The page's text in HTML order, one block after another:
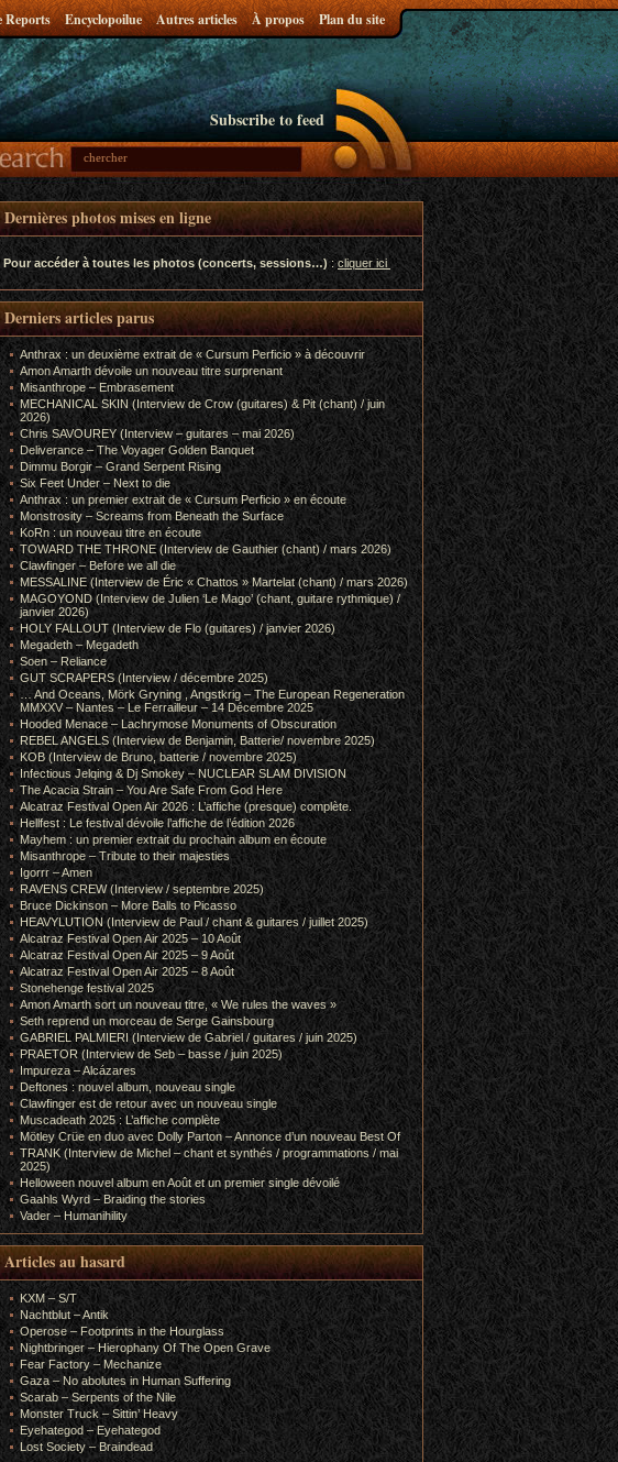
Reports Encyclopoilue Autres articles À propos Plan du site
Subscribe to feed
Dernières photos mises en ligne
Pour accéder à toutes les photos (concerts, sessions…):cliquer ici
Derniers articles parus
Anthrax : un deuxième extrait de « Cursum Perficio » à découvrir
Amon Amarth dévoile un nouveau titre surprenant
Misanthrope – Embrasement
MECHANICAL SKIN (Interview de Crow (guitares) & Pit (chant) / juin
2026)
Chris SAVOUREY (Interview – guitares – mai 2026)
Deliverance – The Voyager Golden Banquet
Dimmu Borgir – Grand Serpent Rising
Six Feet Under – Next to die
Anthrax : un premier extrait de « Cursum Perficio » en écoute
Monstrosity – Screams from Beneath the Surface
KoRn : un nouveau titre en écoute
TOWARD THE THRONE (Interview de Gauthier (chant) / mars 2026)
Clawfinger – Before we all die
MESSALINE (Interview de Éric « Chattos » Martelat (chant) / mars 2026)
MAGOYOND (Interview de Julien ‘Le Mago’ (chant, guitare rythmique) /
janvier 2026)
HOLY FALLOUT (Interview de Flo (guitares) / janvier 2026)
Megadeth – Megadeth
Soen – Reliance
GUT SCRAPERS (Interview / décembre 2025)
… And Oceans, Mörk Gryning , Angstkrig – The European Regeneration
MMXXV – Nantes – Le Ferrailleur – 14 Décembre 2025
Hooded Menace – Lachrymose Monuments of Obscuration
REBEL ANGELS (Interview de Benjamin, Batterie/ novembre 2025)
KOB (Interview de Bruno, batterie / novembre 2025)
Infectious Jelqing & Dj Smokey – NUCLEAR SLAM DIVISION
The Acacia Strain – You Are Safe From God Here
Alcatraz Festival Open Air 2026 : L’affiche (presque) complète.
Hellfest : Le festival dévoile l’affiche de l’édition 2026
Mayhem : un premier extrait du prochain album en écoute
Misanthrope – Tribute to their majesties
Igorrr – Amen
RAVENS CREW (Interview / septembre 2025)
Bruce Dickinson – More Balls to Picasso
HEAVYLUTION (Interview de Paul / chant & guitares / juillet 2025)
Alcatraz Festival Open Air 2025 – 10 Août
Alcatraz Festival Open Air 2025 – 9 Août
Alcatraz Festival Open Air 2025 – 8 Août
Stonehenge festival 2025
Amon Amarth sort un nouveau titre, « We rules the waves »
Seth reprend un morceau de Serge Gainsbourg
GABRIEL PALMIERI (Interview de Gabriel / guitares / juin 2025)
PRAETOR (Interview de Seb – basse / juin 2025)
Impureza – Alcázares
Deftones : nouvel album, nouveau single
Clawfinger est de retour avec un nouveau single
Muscadeath 2025 : L’affiche complète
Mötley Crüe en duo avec Dolly Parton – Annonce d’un nouveau Best Of
TRANK (Interview de Michel – chant et synthés / programmations / mai
2025)
Helloween nouvel album en Août et un premier single dévoilé
Gaahls Wyrd – Braiding the stories
Vader – Humanihility
Articles au hasard
KXM – S/T
Nachtblut – Antik
Operose – Footprints in the Hourglass
Nightbringer – Hierophany Of The Open Grave
Fear Factory – Mechanize
Gaza – No abolutes in Human Suffering
Scarab – Serpents of the Nile
Monster Truck – Sittin’ Heavy
Eyehategod – Eyehategod
Lost Society – Braindead